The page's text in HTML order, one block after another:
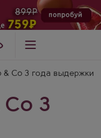
& Co 3 года выдержки
Co 3